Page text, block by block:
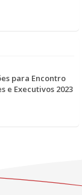
para Encontro
e Executivos 2023